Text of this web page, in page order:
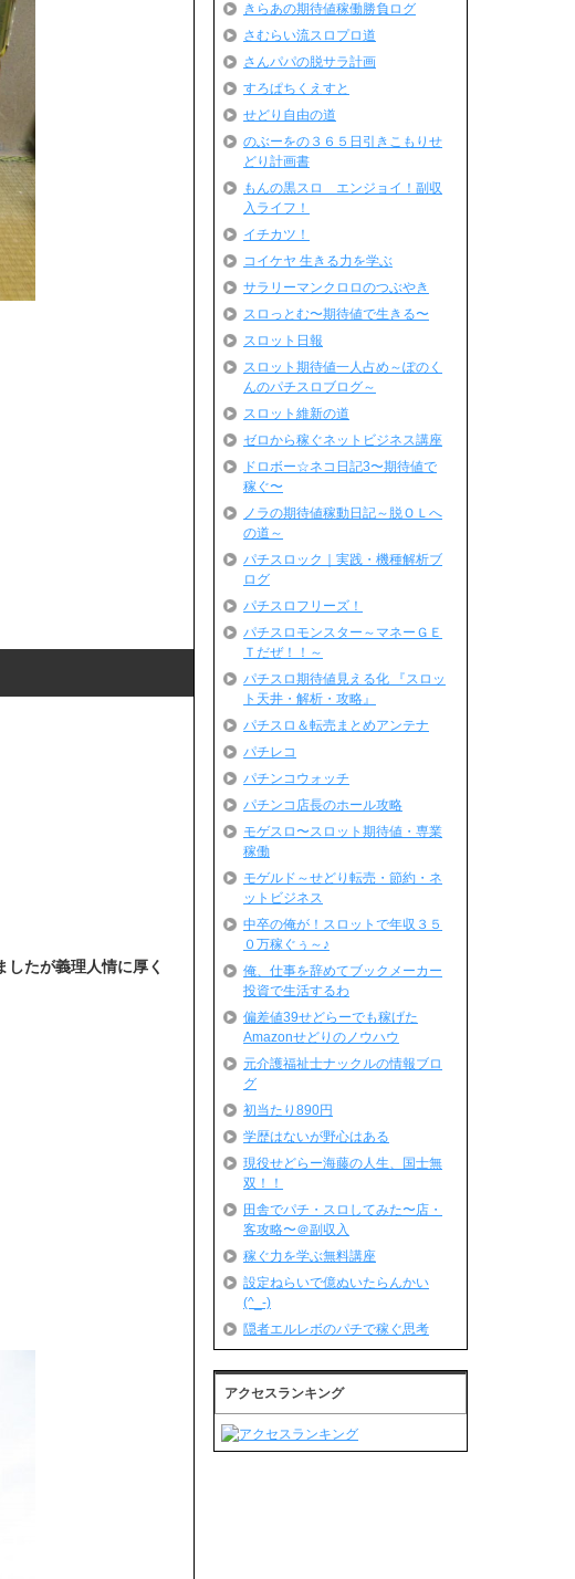
たが義理人情に厚く
きらあの期待値稼働勝負ログ
さむらい流スロプロ道
さんパパの脱サラ計画
すろぱちくえすと
せどり自由の道
のぶーをの３６５日引きこもりせ
どり計画書
もんの黒スロ エンジョイ！副収
入ライフ！
イチカツ！
コイケヤ 生きる力を学ぶ
サラリーマンクロロのつぶやき
スロっとむ〜期待値で生きる〜
スロット日報
スロット期待値一人占め～ぽのく
んのパチスロブログ～
スロット維新の道
ゼロから稼ぐネットビジネス講座
ドロボー☆ネコ日記3〜期待値で
稼ぐ〜
ノラの期待値稼動日記～脱ＯＬへ
の道～
パチスロック｜実践・機種解析ブ
ログ
パチスロフリーズ！
パチスロモンスター～マネーＧＥ
Ｔだぜ！！～
パチスロ期待値見える化 『スロッ
ト天井・解析・攻略』
パチスロ＆転売まとめアンテナ
パチレコ
パチンコウォッチ
パチンコ店長のホール攻略
モゲスロ〜スロット期待値・専業
稼働
モゲルド～せどり転売・節約・ネ
ットビジネス
中卒の俺が！スロットで年収３５
０万稼ぐぅ～♪
俺、仕事を辞めてブックメーカー
投資で生活するわ
偏差値39せどらーでも稼げた
Amazonせどりのノウハウ
元介護福祉士ナックルの情報ブロ
グ
初当たり890円
学歴はないが野心はある
現役せどらー海藤の人生、国士無
双！！
田舎でパチ・スロしてみた〜店・
客攻略〜＠副収入
稼ぐ力を学ぶ無料講座
設定ねらいで億ぬいたらんかい
(^_-)
隠者エルレボのパチで稼ぐ思考
アクセスランキング